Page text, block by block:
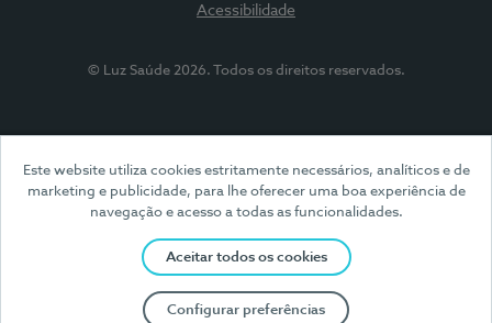
Este website utiliza cookies estritamente necessários, analíticos e de
marketing e publicidade, para lhe oferecer uma boa experiência de
navegação e acesso a todas as funcionalidades.
Aceitar todos os cookies
Configurar preferências
Acessibilidade
© Luz Saúde 2026. Todos os direitos reservados.